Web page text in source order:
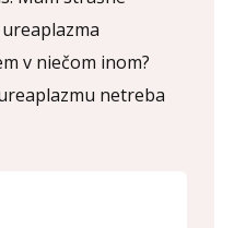
v niečom inom?
netreba